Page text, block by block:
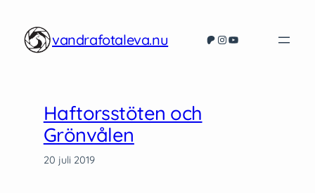
innehåll
vandrafotaleva.nu Patreon
Instagram
YouTube
Haftorsstöten och
Grönvålen
20 juli 2019